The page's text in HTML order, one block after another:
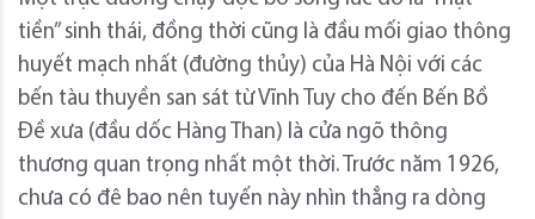
tiền” sinh thái, đồng thời cũng là đầu mối giao thông
huyết mạch nhất (đường thủy) của Hà Nội với các
bến tàu thuyền san sát từ Vĩnh Tuy cho đến Bến Bồ
Đề xưa (đầu dốc Hàng Than) là cửa ngõ thông
thương quan trọng nhất một thời. Trước năm 1926,
chưa có đê bao nên tuyến này nhìn thẳng ra dòng